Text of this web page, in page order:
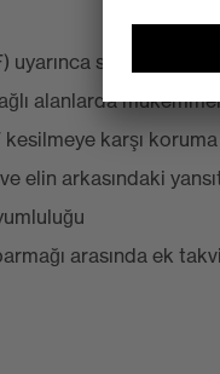
sertifikalı
alanlarda
karşı
elin arkasındaki
arasında ek